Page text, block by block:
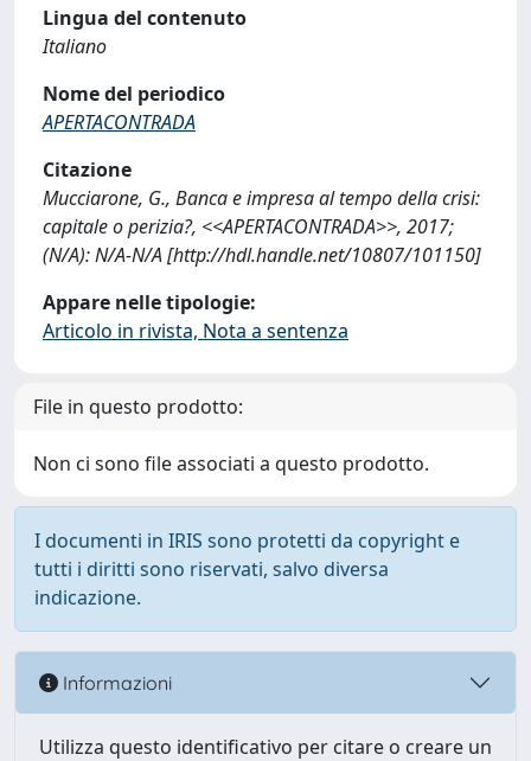
Lingua del contenuto
Italiano
Nome del periodico
APERTACONTRADA
Citazione
Mucciarone, G., Banca e impresa al tempo della crisi:
capitale o perizia?, <<APERTACONTRADA>>, 2017;
(N/A): N/A-N/A [http://hdl.handle.net/10807/101150]
Appare nelle tipologie:
Articolo in rivista, Nota a sentenza
File in questo prodotto:
Non ci sono file associati a questo prodotto.
I documenti in IRIS sono protetti da copyright e
tutti i diritti sono riservati, salvo diversa
indicazione.
Informazioni
Utilizza questo identificativo per citare o creare un